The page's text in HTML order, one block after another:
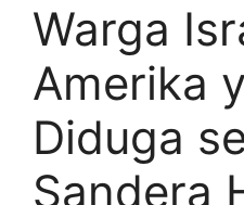
Warga
Amerika
Diduga
Sandera